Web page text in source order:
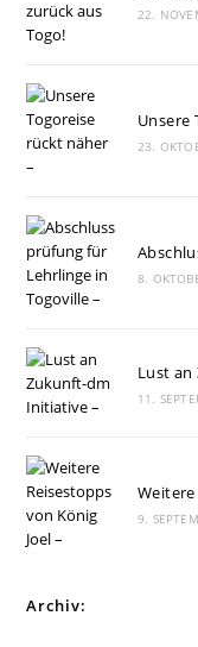
22.
Unsere
23.
8.
Lust
11.
Weitere
9.
Archiv: